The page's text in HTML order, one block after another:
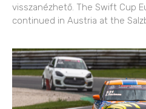
visszanézhető. The Swift Cup
continued in Austria at the